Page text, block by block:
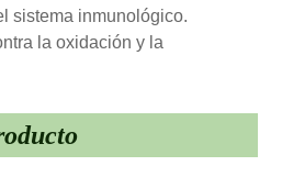
sistema inmunológico.
la oxidación y la